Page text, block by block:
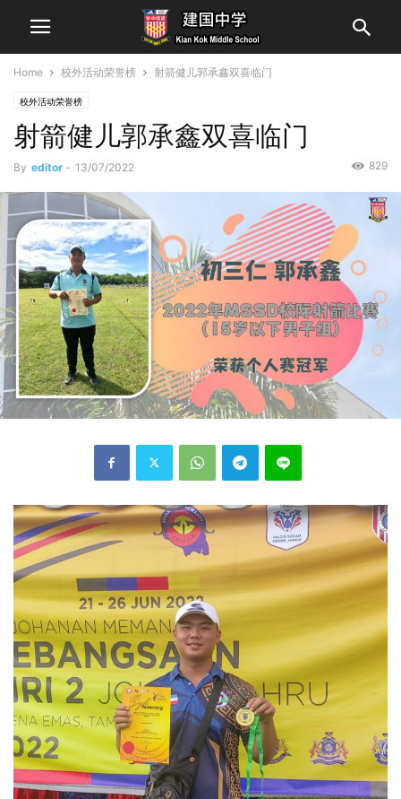
Home 校外活动荣誉榜 射箭健儿郭承鑫双喜临门
校外活动荣誉榜
射箭健儿郭承鑫双喜临门
By editor - 13/07/2022 829